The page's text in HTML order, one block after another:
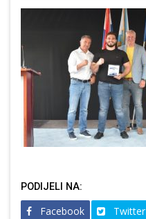
PODIJELI NA:
Facebook Twitter